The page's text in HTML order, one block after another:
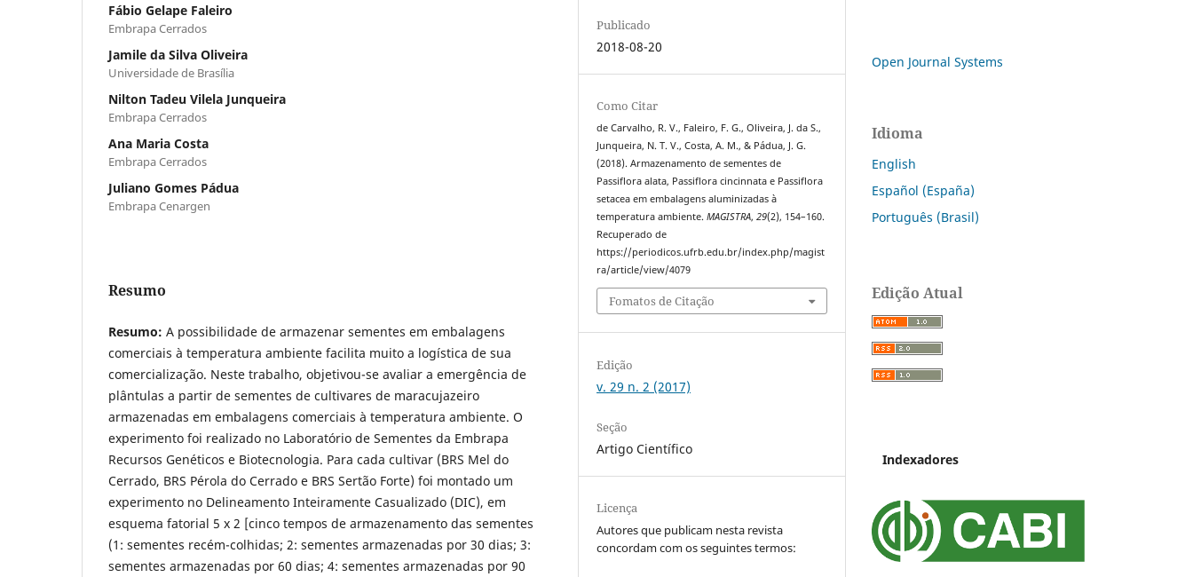
Fábio Gelape Faleiro
Embrapa Cerrados
Jamile da Silva Oliveira
Universidade de Brasília
Nilton Tadeu Vilela Junqueira
Embrapa Cerrados
Ana Maria Costa
Embrapa Cerrados
Juliano Gomes Pádua
Embrapa Cenargen
Resumo
Resumo: A possibilidade de armazenar sementes em embalagens
comerciais à temperatura ambiente facilita muito a logística de sua
comercialização. Neste trabalho, objetivou-se avaliar a emergência de
plântulas a partir de sementes de cultivares de maracujazeiro
armazenadas em embalagens comerciais à temperatura ambiente. O
experimento foi realizado no Laboratório de Sementes da Embrapa
Recursos Genéticos e Biotecnologia. Para cada cultivar (BRS Mel do
Cerrado, BRS Pérola do Cerrado e BRS Sertão Forte) foi montado um
experimento no Delineamento Inteiramente Casualizado (DIC), em
esquema fatorial 5 x 2 [cinco tempos de armazenamento das sementes
(1: sementes recém-colhidas; 2: sementes armazenadas por 30 dias; 3:
sementes armazenadas por 60 dias; 4: sementes armazenadas por 90
Publicado
2018-08-20
Como Citar
de Carvalho, R. V., Faleiro, F. G., Oliveira, J. da S.,
Junqueira, N. T. V., Costa, A. M., & Pádua, J. G.
(2018). Armazenamento de sementes de
Passiflora alata, Passiflora cincinnata e Passiflora
setacea em embalagens aluminizadas à
temperatura ambiente.MAGISTRA,29(2), 154–160.
Recuperado de
https://periodicos.ufrb.edu.br/index.php/magist
ra/article/view/4079
Fomatos de Citação
Edição
v. 29 n. 2 (2017)
Seção
Artigo Científico
Licença
Autores que publicam nesta revista
concordam com os seguintes termos:
Open Journal Systems
Idioma
English
Español (España)
Português (Brasil)
Edição Atual
Indexadores